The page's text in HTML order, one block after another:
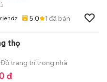
5.0 1 đã bán
thọ
Đồ trang trí trong nhà
đ